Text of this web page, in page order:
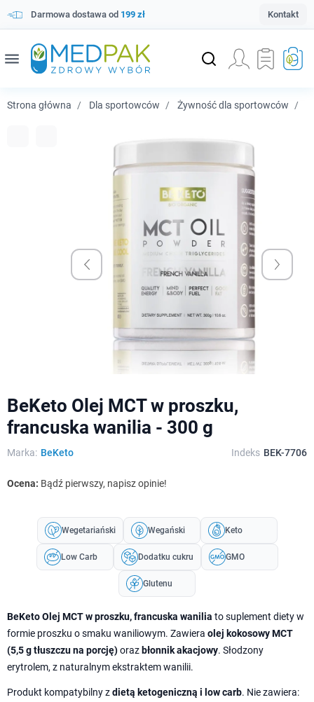
Darmowa dostawa od 199 zł Kontakt
menu
Strona główna Dla sportowców Żywność dla sportowców
BeKeto Olej MCT w proszku,
francuska wanilia - 300 g
Marka: BeKeto Indeks BEK-7706
Ocena: Bądź pierwszy, napisz opinie!
Wegetariański Wegański Keto
Low Carb Dodatku cukru GMO
Glutenu
BeKeto Olej MCT w proszku, francuska wanilia to suplement diety w
formie proszku o smaku waniliowym. Zawiera olej kokosowy MCT
(5,5 g tłuszczu na porcję)oraz błonnik akacjowy. Słodzony
erytrolem, z naturalnym ekstraktem wanilii.
Produkt kompatybilny zdietą ketogeniczną i low carb. Nie zawiera: